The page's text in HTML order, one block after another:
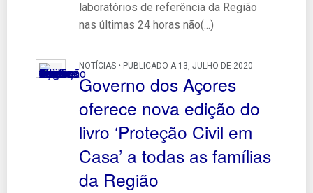
laboratórios de referência da Região
nas últimas 24 horas não(...)
NOTÍCIAS • PUBLICADO A 13, JULHO DE 2020
Governo dos Açores
oferece nova edição do
livro ‘Proteção Civil em
Casa’ a todas as famílias
da Região